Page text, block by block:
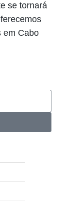
se tornará
em Cabo